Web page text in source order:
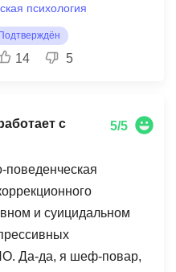
заветный диплом, это
свой случай. В
на
не сильно понятно
не всегда
смысла можно
ну очень емкий для
практика к
психология
Подтверждён
14 5
с
5/5
поведенческая
и суицидальном
Да-да, я шеф-повар,